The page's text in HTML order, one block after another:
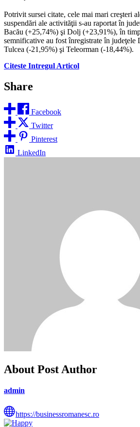
Potrivit sursei citate, cele mai mari creşteri
suspendări ale activităţii s-au raportat în
Bacău (+25,74%) şi Dolj (+23,91%), în
semnificative au fost înregistrate în judeţele
Tulcea (-21,95%) şi Teleorman (-18,44%).
Citeste Intregul Articol
Share
Facebook
Twitter
Pinterest
LinkedIn
About Post Author
admin
https://businessromanesc.ro